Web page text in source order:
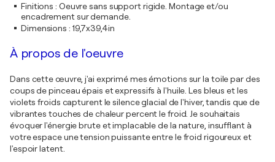
Finitions : Oeuvre sans support rigide. Montage et/ou
encadrement sur demande.
Dimensions : 19,7x39,4in
À propos de l'oeuvre
Dans cette œuvre, j'ai exprimé mes émotions sur la toile par des
coups de pinceau épais et expressifs à l'huile. Les bleus et les
violets froids capturent le silence glacial de l'hiver, tandis que de
vibrantes touches de chaleur percent le froid. Je souhaitais
évoquer l'énergie brute et implacable de la nature, insufflant à
votre espace une tension puissante entre le froid rigoureux et
l'espoir latent.